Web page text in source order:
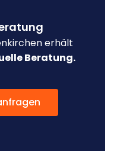
erhält
Beratung.